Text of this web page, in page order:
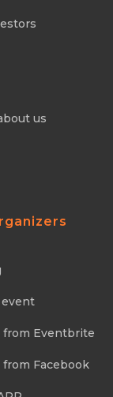
us
Eventbrite
Facebook